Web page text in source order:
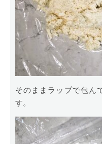
そのままラップで包ん
す。